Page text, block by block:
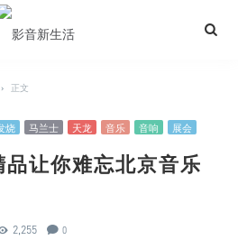
› 正文
烧 马兰士 天龙 音乐 音响 展会
品让你难忘北京音乐
2,255 0